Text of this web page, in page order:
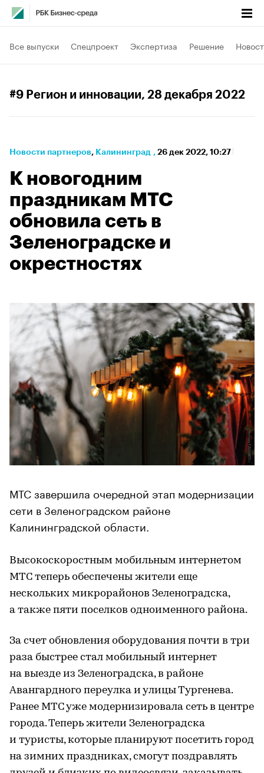
Все выпуски Спецпроект Экспертиза Решение
#9 Регион и инновации, 28 декабря 2022
Новости партнеров⁠, Калининград , 26 дек 2022, 10:27
К новогодним
праздникам МТС
обновила сеть в
Зеленоградске и
окрестностях
МТС завершила очередной этап модернизации
сети в Зеленоградском районе
Калининградской области.
Высокоскоростным мобильным интернетом
МТС теперь обеспечены жители еще
нескольких микрорайонов Зеленоградска,
а также пяти поселков одноименного района.
За счет обновления оборудования почти в три
раза быстрее стал мобильный интернет
на выезде из Зеленоградска, в районе
Авангардного переулка и улицы Тургенева.
Ранее МТС уже модернизировала сеть в центре
города. Теперь жители Зеленоградска
и туристы, которые планируют посетить город
на зимних праздниках, смогут поздравлять